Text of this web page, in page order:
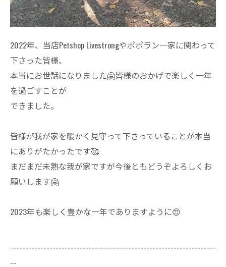
2022年、当店Petshop Livestrongやポポラン一家に関わって
下さった皆様、
本当にお世話になりました🤗皆様のおかげで楽しく一年
を過ごすことが
できました。
皆様が我が家を暖かく見守って下さっていることが本当
にありがたかったです🥰
まだまだ未熟な我が家ですが今後ともどうぞよろしくお
願いします🤗
2023年も楽しく 豊かな一年でありますように😍
--------------------------------------------------------------------
--